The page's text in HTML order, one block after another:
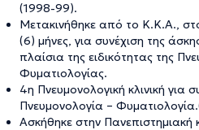
(1998-99).
Μετακινήθηκε από το Κ.Κ.Α.,
(6) μήνες, για συνέχιση της
πλαίσια της ειδικότητας της
Φυματιολογίας.
4η Πνευμονολογική κλινική για
Πνευμονολογία –
Ασκήθηκε στην Πανεπιστημιακή